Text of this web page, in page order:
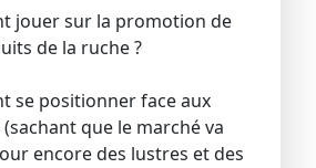
jouer sur la promotion de
de la ruche ?
se positionner face aux
que le marché va
encore des lustres et des